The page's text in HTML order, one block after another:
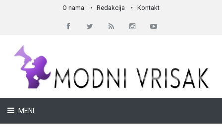
O nama Redakcija Kontakt
MENI